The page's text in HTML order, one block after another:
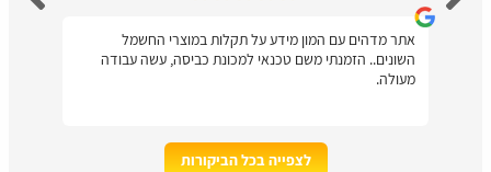
אתר מדהים עם המון מידע על תקלות במוצרי החשמל
השונים.. הזמנתי משם טכנאי למכונת כביסה, עשה עבודה
מעולה.
לצפייה בכל הביקורות